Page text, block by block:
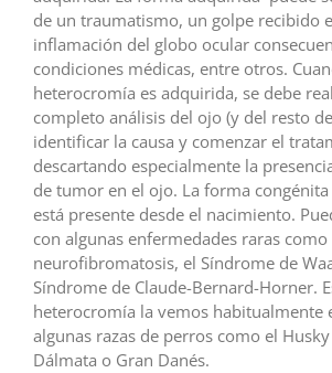
de un traumatismo, un golpe recibido
inflamación del globo ocular
condiciones médicas, entre otros.
heterocromía es adquirida, se debe
completo análisis del ojo (y del resto
identificar la causa y comenzar el
descartando especialmente la
de tumor en el ojo. La forma
está presente desde el nacimiento.
con algunas enfermedades raras como
neurofibromatosis, el Síndrome de
Síndrome de Claude-Bernard-Horner.
heterocromía la vemos habitualmente
algunas razas de perros como el
Dálmata o Gran Danés.